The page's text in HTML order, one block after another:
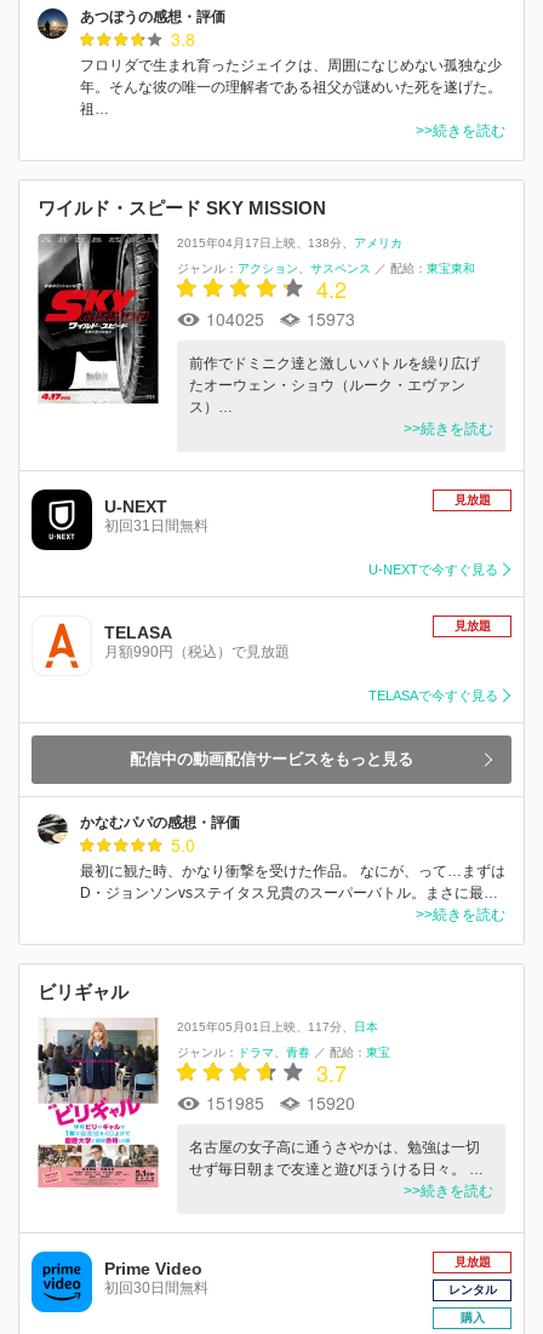
あつぼうの感想・評価
3.8
フロリダで生まれ育ったジェイクは、周囲になじめない孤独な少
年。そんな彼の唯一の理解者である祖父が謎めいた死を遂げた。
祖…
>>続きを読む
ワイルド・スピード SKY MISSION
2015年04月17日上映 138分
アメリカ
ジャンル： アクション サスペンス ／ 配給： 東宝東和
4.2
104025 15973
前作でドミニク達と激しいバトルを繰り広げ
たオーウェン・ショウ（ルーク・エヴァン
ス）…
>>続きを読む
U-NEXT
初回31日間無料
見放題
U-NEXTで今すぐ見る
TELASA
月額990円（税込）で見放題
見放題
TELASAで今すぐ見る
配信中の動画配信サービスをもっと見る
かなむパパの感想・評価
5.0
最初に観た時、かなり衝撃を受けた作品。 なにが、って…まずは
D・ジョンソンvsステイタス兄貴のスーパーバトル。まさに最…
>>続きを読む
ビリギャル
2015年05月01日上映 117分
日本
ジャンル：
ドラマ 青春 ／ 配給： 東宝
3.7
151985 15920
名古屋の女子高に通うさやかは、勉強は一切
せず毎日朝まで友達と遊びほうける日々。 …
>>続きを読む
Prime Video
初回30日間無料
見放題
レンタル
購入